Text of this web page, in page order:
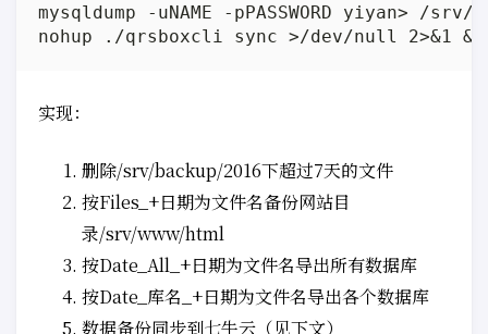
mysqldump -uNAME -pPASSWORD yiyan> /
实现：
删除/srv/backup/2016下超过7天的文件
按Files_+日期为文件名备份网站目
录/srv/www/html
按Date_All_+日期为文件名导出所有数据库
按Date_库名_+日期为文件名导出各个数据库
数据备份同步到七牛云（见下文）